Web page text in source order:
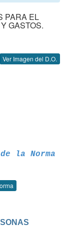
PARA EL
GASTOS.
Ver Imagen del D.O.
la Norma